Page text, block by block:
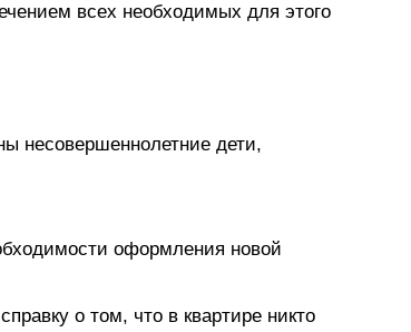
всех необходимых для этого
несовершеннолетние дети,
оформления новой
о том, что в квартире никто